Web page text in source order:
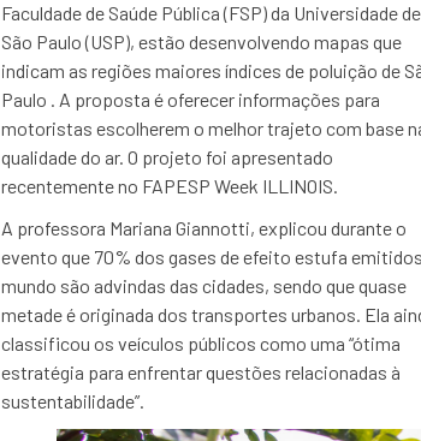
Faculdade de Saúde Pública (FSP) da Universidade de
São Paulo (USP), estão desenvolvendo mapas que
indicam as regiões maiores índices de poluição de
Paulo . A proposta é oferecer informações para
motoristas escolherem o melhor trajeto com base
qualidade do ar. O projeto foi apresentado
recentemente no FAPESP Week ILLINOIS.
A professora Mariana Giannotti, explicou durante o
evento que 70% dos gases de efeito estufa
mundo são advindas das cidades, sendo que quase
metade é originada dos transportes urbanos. Ela
classificou os veículos públicos como uma “ótima
estratégia para enfrentar questões relacionadas à
sustentabilidade”.